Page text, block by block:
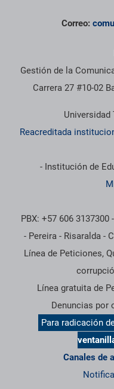
Correo:
Gestión de la
Carrera 27 #10-02
Universidad
Reacreditada
- Institución de
PBX: +57 606
- Pereira - Risaralda -
Línea de Peticiones,
Línea gratuita de
Denuncias por
Para radicación
Canales de